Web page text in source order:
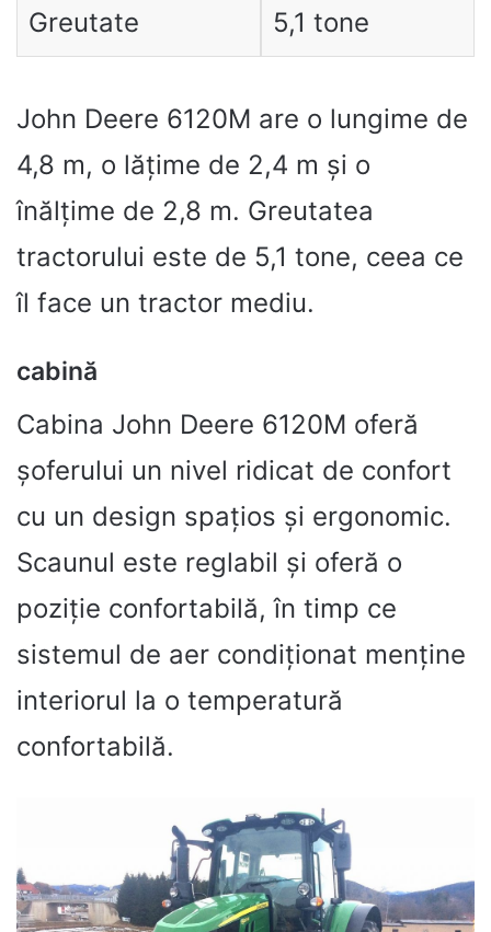
Greutate 5,1 tone
John Deere 6120M are o lungime de
4,8 m, o lățime de 2,4 m și o
înălțime de 2,8 m. Greutatea
tractorului este de 5,1 tone, ceea ce
îl face un tractor mediu.
cabină
Cabina John Deere 6120M oferă
șoferului un nivel ridicat de confort
cu un design spațios și ergonomic.
Scaunul este reglabil și oferă o
poziție confortabilă, în timp ce
sistemul de aer condiționat menține
interiorul la o temperatură
confortabilă.